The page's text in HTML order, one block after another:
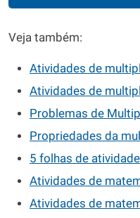
Veja também:
Atividades de
Atividades de
Problemas de
Propriedades da
5 folhas de
Atividades de
Atividades de